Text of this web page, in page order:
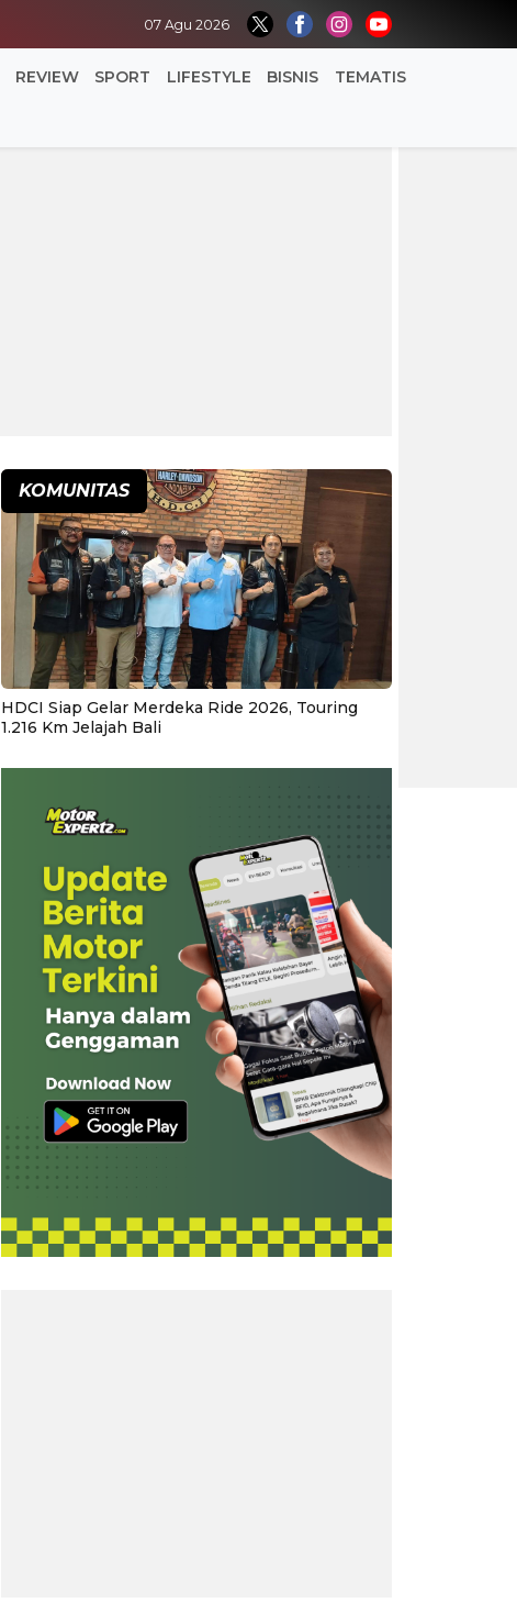
07 Agu 2026
REVIEW SPORT LIFESTYLE BISNIS TEMATIS
KOMUNITAS
HDCI Siap Gelar Merdeka Ride 2026, Touring
1.216 Km Jelajah Bali